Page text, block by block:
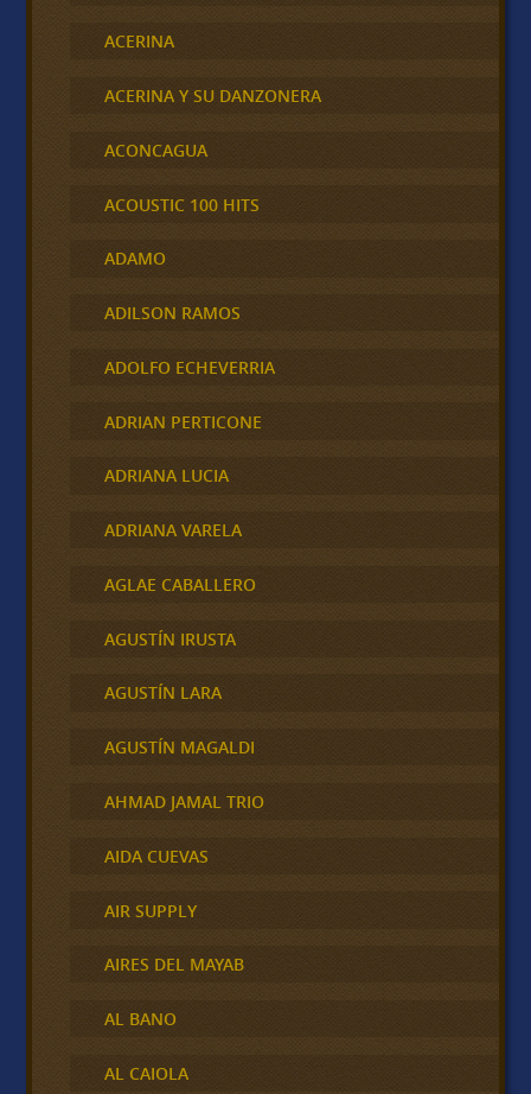
ACERINA
ACERINA Y SU DANZONERA
ACONCAGUA
ACOUSTIC 100 HITS
ADAMO
ADILSON RAMOS
ADOLFO ECHEVERRIA
ADRIAN PERTICONE
ADRIANA LUCIA
ADRIANA VARELA
AGLAE CABALLERO
AGUSTÍN IRUSTA
AGUSTÍN LARA
AGUSTÍN MAGALDI
AHMAD JAMAL TRIO
AIDA CUEVAS
AIR SUPPLY
AIRES DEL MAYAB
AL BANO
AL CAIOLA